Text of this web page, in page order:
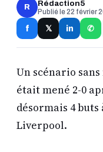
R Rédaction5
Publié le 22 février
f 𝕏 in ✆
Un scénario
était mené 2-0
désormais 4 buts
Liverpool.